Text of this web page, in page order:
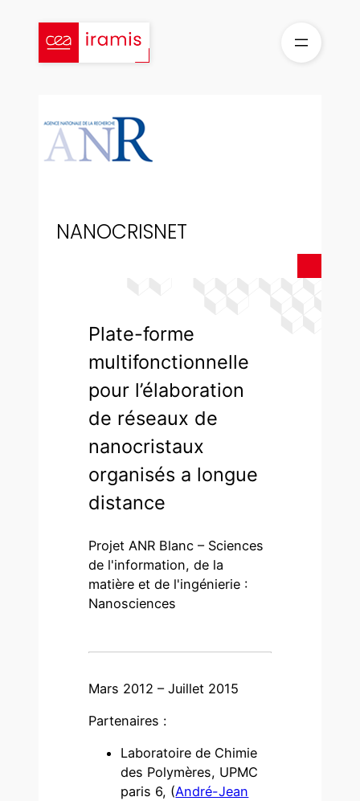
contenu
NANOCRISNET
Plate-forme
multifonctionnelle
pour l’élaboration
de réseaux de
nanocristaux
organisés a longue
distance
Projet ANR Blanc – Sciences
de l'information, de la
matière et de l'ingénierie :
Nanosciences
Mars 2012 – Juillet 2015
Partenaires :
Laboratoire de Chimie
des Polymères, UPMC
paris 6, (André-Jean